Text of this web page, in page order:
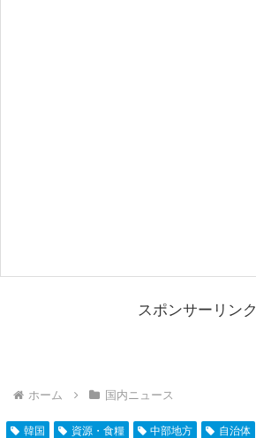
スポンサーリンク
ホーム 国内ニュース
韓国 資源・食糧 中部地方 自治体